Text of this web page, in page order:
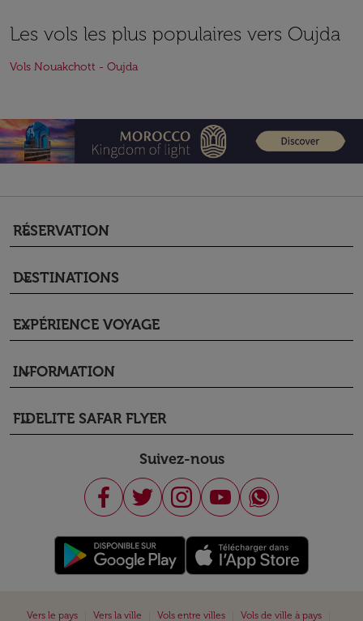
Les vols les plus populaires vers Oujda
Vols Nouakchott - Oujda
RÉSERVATION
keyboard_arrow_down
DESTINATIONS
keyboard_arrow_down
EXPÉRIENCE VOYAGE
keyboard_arrow_down
INFORMATION
keyboard_arrow_down
FIDELITE SAFAR FLYER
keyboard_arrow_down
Suivez-nous
Vers le pays Vers la ville Vols entre villes Vols de ville à pays